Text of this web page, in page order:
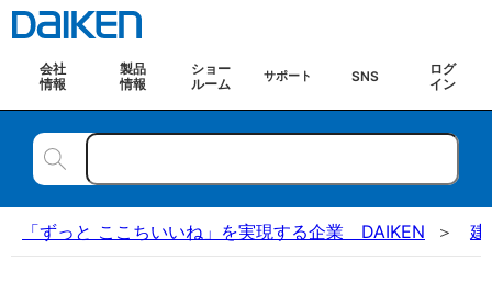
会社
情報
製品
情報
ショー
ルーム
サポート SNS
ログ
イン
「ずっと ここちいいね」を実現する企業 DAIKEN 建